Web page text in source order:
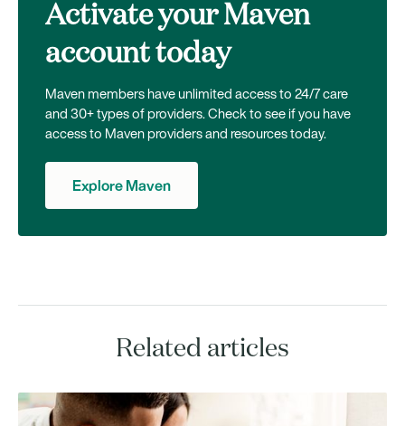
Activate your Maven
account today
Maven members have unlimited access to 24/7 care
and 30+ types of providers. Check to see if you have
access to Maven providers and resources today.
Explore Maven
Related articles